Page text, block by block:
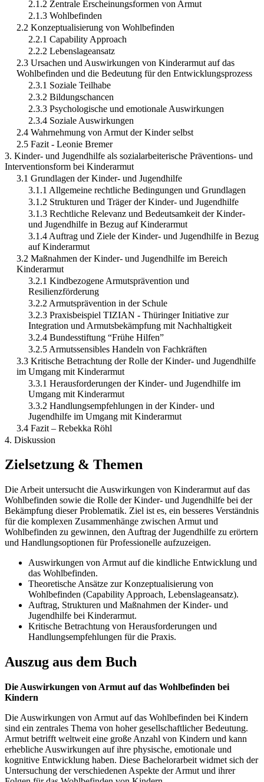
2.1.2 Zentrale Erscheinungsformen von Armut
2.1.3 Wohlbefinden
2.2 Konzeptualisierung von Wohlbefinden
2.2.1 Capability Approach
2.2.2 Lebenslageansatz
2.3 Ursachen und Auswirkungen von Kinderarmut auf das
Wohlbefinden und die Bedeutung für den Entwicklungsprozess
2.3.1 Soziale Teilhabe
2.3.2 Bildungschancen
2.3.3 Psychologische und emotionale Auswirkungen
2.3.4 Soziale Auswirkungen
2.4 Wahrnehmung von Armut der Kinder selbst
2.5 Fazit - Leonie Bremer
3. Kinder- und Jugendhilfe als sozialarbeiterische Präventions- und
Interventionsform bei Kinderarmut
3.1 Grundlagen der Kinder- und Jugendhilfe
3.1.1 Allgemeine rechtliche Bedingungen und Grundlagen
3.1.2 Strukturen und Träger der Kinder- und Jugendhilfe
3.1.3 Rechtliche Relevanz und Bedeutsamkeit der Kinder-
und Jugendhilfe in Bezug auf Kinderarmut
3.1.4 Auftrag und Ziele der Kinder- und Jugendhilfe in Bezug
auf Kinderarmut
3.2 Maßnahmen der Kinder- und Jugendhilfe im Bereich
Kinderarmut
3.2.1 Kindbezogene Armutsprävention und
Resilienzförderung
3.2.2 Armutsprävention in der Schule
3.2.3 Praxisbeispiel TIZIAN - Thüringer Initiative zur
Integration und Armutsbekämpfung mit Nachhaltigkeit
3.2.4 Bundesstiftung “Frühe Hilfen”
3.2.5 Armutssensibles Handeln von Fachkräften
3.3 Kritische Betrachtung der Rolle der Kinder- und Jugendhilfe
im Umgang mit Kinderarmut
3.3.1 Herausforderungen der Kinder- und Jugendhilfe im
Umgang mit Kinderarmut
3.3.2 Handlungsempfehlungen in der Kinder- und
Jugendhilfe im Umgang mit Kinderarmut
3.4 Fazit – Rebekka Röhl
4. Diskussion
Zielsetzung & Themen
Die Arbeit untersucht die Auswirkungen von Kinderarmut auf das
Wohlbefinden sowie die Rolle der Kinder- und Jugendhilfe bei der
Bekämpfung dieser Problematik. Ziel ist es, ein besseres Verständnis
für die komplexen Zusammenhänge zwischen Armut und
Wohlbefinden zu gewinnen, den Auftrag der Jugendhilfe zu erörtern
und Handlungsoptionen für Professionelle aufzuzeigen.
Auswirkungen von Armut auf die kindliche Entwicklung und
das Wohlbefinden.
Theoretische Ansätze zur Konzeptualisierung von
Wohlbefinden (Capability Approach, Lebenslageansatz).
Auftrag, Strukturen und Maßnahmen der Kinder- und
Jugendhilfe bei Kinderarmut.
Kritische Betrachtung von Herausforderungen und
Handlungsempfehlungen für die Praxis.
Auszug aus dem Buch
Die Auswirkungen von Armut auf das Wohlbefinden bei
Kindern
Die Auswirkungen von Armut auf das Wohlbefinden bei Kindern
sind ein zentrales Thema von hoher gesellschaftlicher Bedeutung.
Armut betrifft weltweit eine große Anzahl von Kindern und kann
erhebliche Auswirkungen auf ihre physische, emotionale und
kognitive Entwicklung haben. Diese Bachelorarbeit widmet sich der
Untersuchung der verschiedenen Aspekte der Armut und ihrer